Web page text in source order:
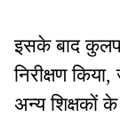
इसके बाद
निरीक्षण
अन्य शिक्षकों के